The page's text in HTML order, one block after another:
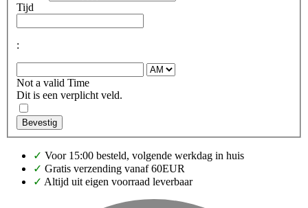
Tijd
:
Not a valid Time
Dit is een verplicht veld.
Bevestig
✓ Voor 15:00 besteld, volgende werkdag in huis
✓ Gratis verzending vanaf 60EUR
✓ Altijd uit eigen voorraad leverbaar